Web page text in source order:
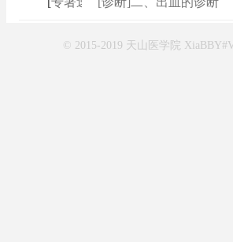
© 2015-2019 天山医学院